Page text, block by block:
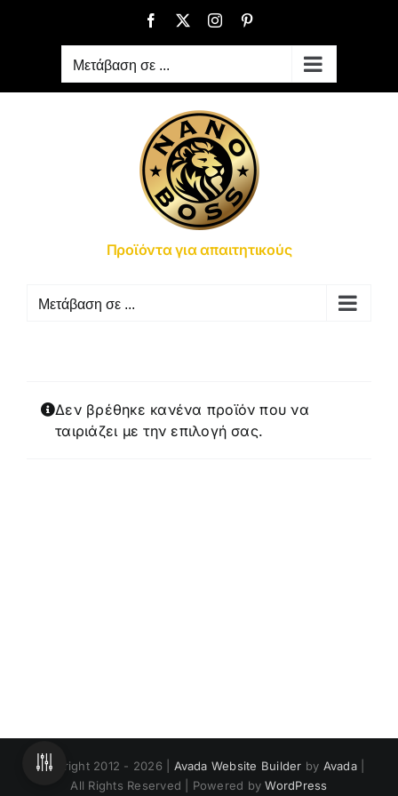
περιεχόμενο
Facebook Instagram
Μετάβαση σε ...
Προϊόντα για απαιτητικούς
Μετάβαση σε ...
Δεν βρέθηκε κανένα προϊόν που να
ταιριάζει με την επιλογή σας.
Copyright 2012 - 2026 | Avada Website Builder by Avada|
All Rights Reserved | Powered byWordPress